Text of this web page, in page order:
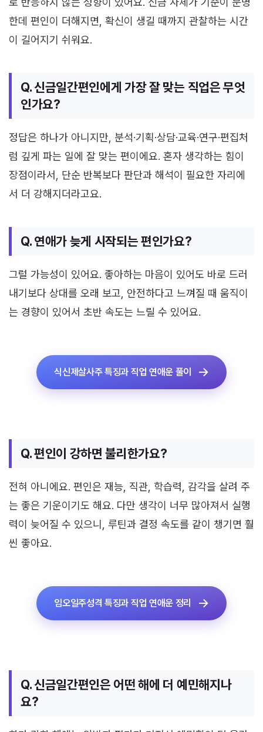
한데 편인이 더해지면, 확신이 생길 때까지 관찰하는 시간
이 길어지기 쉬워요.
Q. 신금일간편인에게 가장 잘 맞는 직업은 무엇
인가요?
정답은 하나가 아니지만, 분석·기획·상담·교육·연구·편집처
럼 깊게 파는 일에 잘 맞는 편이에요. 혼자 생각하는 힘이
장점이라서, 단순 반복보다 판단과 해석이 필요한 자리에
서 더 강해지더라고요.
Q. 연애가 늦게 시작되는 편인가요?
그럴 가능성이 있어요. 좋아하는 마음이 있어도 바로 드러
내기보다 상대를 오래 보고, 안전하다고 느껴질 때 움직이
는 경향이 있어서 초반 속도는 느릴 수 있어요.
식신제살사주 특징과 직업 연애운 풀이
Q. 편인이 강하면 불리한가요?
전혀 아니에요. 편인은 재능, 직관, 학습력, 감각을 살려 주
는 좋은 기운이기도 해요. 다만 생각이 너무 많아져서 실행
력이 늦어질 수 있으니, 루틴과 결정 속도를 같이 챙기면 훨
씬 좋아요.
임오일주성격 특징과 직업 연애운 정리
Q. 신금일간편인은 어떤 해에 더 예민해지나
요?